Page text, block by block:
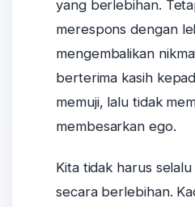
yang berlebihan.
merespons dengan
mengembalikan
berterima kasih
memuji, lalu tidak
membesarkan ego.
Kita tidak harus
secara berlebihan.